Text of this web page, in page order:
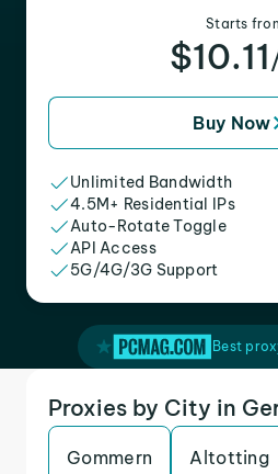
Starts
$10.11
Buy Now
Unlimited Bandwidth
4.5M+ Residential IPs
Auto-Rotate Toggle
API Access
5G/4G/3G Support
Best
Proxies by City in
Gommern Altotting